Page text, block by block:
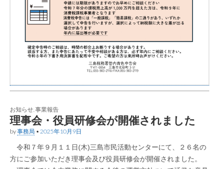
お知らせ 事業報告
理事会・役員研修会が開催されました
by事務局 • 2025年10月9日
令和７年９月１１日(木)三島市民活動センターにて、２６名の
方にご参加いただき理事会及び役員研修会が開催されました。